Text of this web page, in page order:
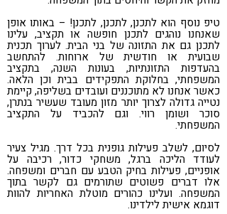
טיפ נוסף הוא לתכנן, לתכנן, לתכנן! – באותו אופן
שאנחנו נוהגים לתכנן חופשה או תקציב, עלינו
לתכנן גם את התזונה של בני הבית. לערוך תכנית
שבועית או חודשית של ארוחות. להתחשב
בהעדפות התזונתיות, בעונות השנה, בתקציב
המשפחתי, בחלוקת התפקידים בבית וכן הלאה.
כאשר אנחנו לא מתוכננים ועובדים בשליפה, קיימת
נטייה גדולה לצרוך יותר מזון מעובד שעשיר בנתרן,
סוכר ושומן רווי. וגם להכביד על התקציב
המשפחתי.
לסיום, לשלב פעילות גופנית בכל דרך. מגיל צעיר
לעודד הליכה ברגל, משחקי כדור, רכיבה על
אופניים, פעילות בחיק הטבע עם חברים ומשפחה.
אלו דברים פשוטים שתורמים גם לקשר בתוך
המשפחה. ועלינו כהורים מוטלת האחריות להוות
דוגמא אישית לילדינו.